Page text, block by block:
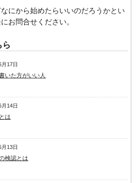
にから始めたらいいのだろうかとい
お問合せください。
ら
17日
いた方がいい人
14日
は
13日
検認とは